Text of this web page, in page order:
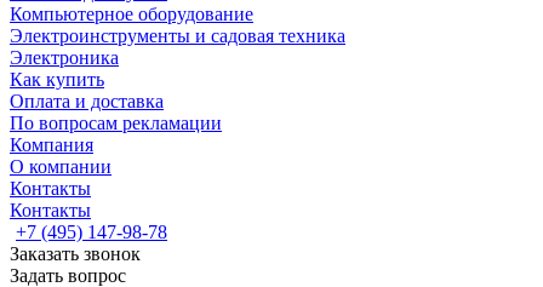
Компьютерное оборудование
Электроинструменты и садовая техника
Электроника
Как купить
Оплата и доставка
По вопросам рекламации
Компания
О компании
Контакты
Контакты
+7 (495) 147-98-78
Заказать звонок
Задать вопрос